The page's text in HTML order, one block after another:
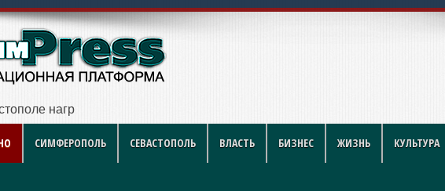
наградили работников строительной отрасли
СИМФЕРОПОЛЬ СЕВАСТОПОЛЬ ВЛАСТЬ БИЗНЕС ЖИЗНЬ КУЛЬТУРА